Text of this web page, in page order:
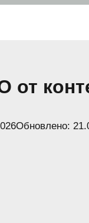
от
Обновлено: